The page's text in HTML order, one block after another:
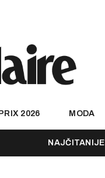
2026 MODA
NAJČITANIJE